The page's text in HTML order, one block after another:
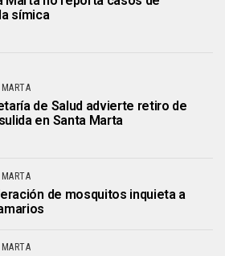
símica
de Salud advierte retiro de
en Santa Marta
de mosquitos inquieta a